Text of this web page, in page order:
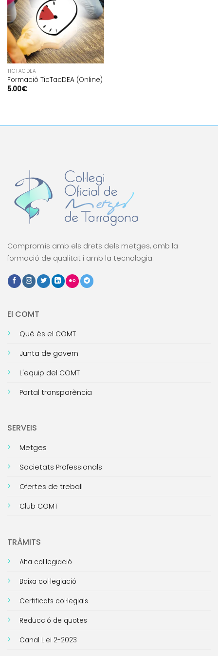
TICTACDEA
Formació TicTacDEA (Online)
5.00€
Compromís amb els drets dels metges, amb la
formació de qualitat i amb la tecnologia.
El COMT
Què és el COMT
Junta de govern
L'equip del COMT
Portal transparència
SERVEIS
Metges
Societats Professionals
Ofertes de treball
Club COMT
TRÀMITS
Alta col·legiació
Baixa col·legiació
Certificats col·legials
Reducció de quotes
Canal Llei 2-2023